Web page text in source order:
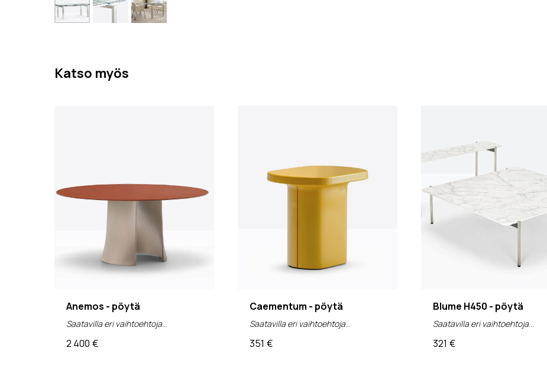
Katso myös
Anemos - pöytä
Saatavilla eri vaihtoehtoja
(alv 0%)
2 400 €
Caementum - pöytä
Saatavilla eri vaihtoehtoja
(alv 0%)
351 €
Blume H450 - pöytä
Saatavilla eri vaihtoehtoja
(alv 0%)
321 €